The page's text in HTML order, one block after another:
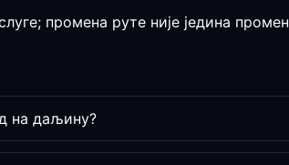
промена руте није једина
на даљину?